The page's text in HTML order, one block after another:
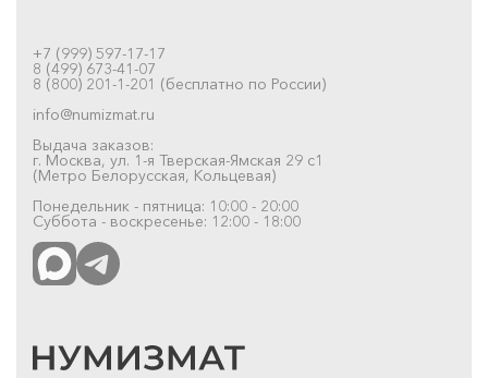
+7 (999) 597-17-17
8 (499) 673-41-07
8 (800) 201-1-201 (бесплатно по России)
info@numizmat.ru
Выдача заказов:
г. Москва, ул. 1-я Тверская-Ямская 29 с1
(Метро Белорусская, Кольцевая)
Понедельник - пятница: 10:00 - 20:00
Суббота - воскресенье: 12:00 - 18:00